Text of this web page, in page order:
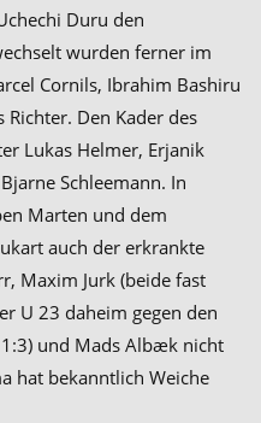
Duru den
wurden ferner im
Cornils, Ibrahim Bashiru
Den Kader des
Lukas Helmer, Erjanik
Schleemann. In
Marten und dem
auch der erkrankte
Maxim Jurk (beide fast
U 23 daheim gegen den
1:3) und Mads Albæk nicht
hat bekanntlich Weiche